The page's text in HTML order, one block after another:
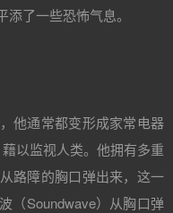
了一些恐怖气息。
他通常都变形成家常电器
以监视人类。他拥有多重
路障的胸口弹出来，这一
（Soundwave）从胸口弹